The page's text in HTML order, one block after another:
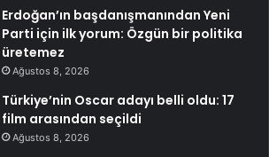
Erdoğan’ın başdanışmanından Yeni
Parti için ilk yorum: Özgün bir politika
üretemez
Ağustos 8, 2026
Türkiye’nin Oscar adayı belli oldu: 17
film arasından seçildi
Ağustos 8, 2026